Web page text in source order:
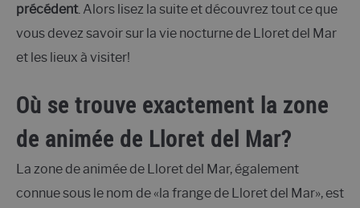
précédent. Alors lisez la suite et découvrez tout ce que
vous devez savoir sur la vie nocturne de Lloret del Mar
et les lieux à visiter!
Où se trouve exactement la zone
de animée de Lloret del Mar?
La zone de animée de Lloret del Mar, également
connue sous le nom de «la frange de Lloret del Mar», est